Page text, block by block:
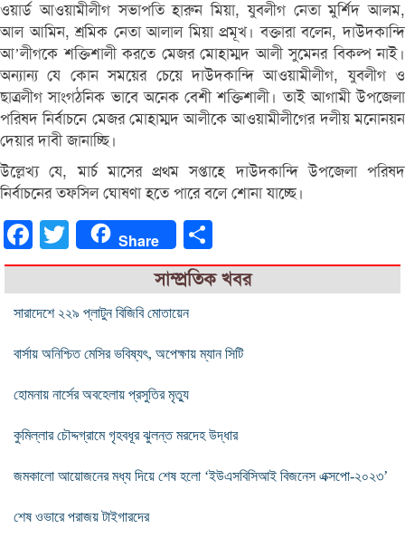
ওয়ার্ড আওয়ামীলীগ সভাপতি হারুন মিয়া, যুবলীগ নেতা মুর্শিদ আলম,
আল আমিন, শ্রমিক নেতা আলাল মিয়া প্রমূখ। বক্তারা বলেন, দাউদকান্দি
আ’লীগকে শক্তিশালী করতে মেজর মোহাম্মদ আলী সুমেনর বিকল্প নাই।
অন্যান্য যে কোন সময়ের চেয়ে দাউদকান্দি আওয়ামীলীগ, যুবলীগ ও
ছাত্রলীগ সাংগঠনিক ভাবে অনেক বেশী শক্তিশালী। তাই আগামী উপজেলা
পরিষদ নির্বাচনে মেজর মোহাম্মদ আলীকে আওয়ামীলীগের দলীয় মনোনয়ন
দেয়ার দাবী জানাচ্ছি।
উল্লেখ্য যে, মার্চ মাসের প্রথম সপ্তাহে দাউদকান্দি উপজেলা পরিষদ
নির্বাচনের তফসিল ঘোষণা হতে পারে বলে শোনা যাচ্ছে।
FacebookTwitter Share
সাম্প্রতিক খবর
সারাদেশে ২২৯ প্লাটুন বিজিবি মোতায়েন
বার্সায় অনিশ্চিত মেসির ভবিষ্যৎ, অপেক্ষায় ম্যান সিটি
হোমনায় নার্সের অবহেলায় প্রসুতির মৃত্যু
কুমিল্লার চৌদ্দগ্রামে গৃহবধূর ঝুলন্ত মরদেহ উদ্ধার
জমকালো আয়োজনের মধ্য দিয়ে শেষ হলো ‘ইউএসবিসিআই বিজনেস এক্সপো-২০২৩’
শেষ ওভারে পরাজয় টাইগারদের